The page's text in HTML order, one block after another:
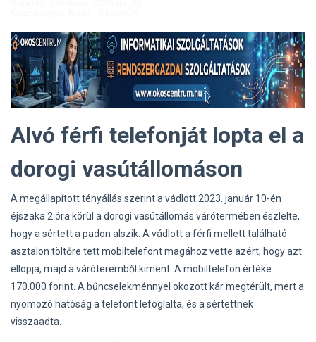
Alvó férfi telefonját lopta el a
dorogi vasútállomáson
A megállapított tényállás szerint a vádlott 2023. január 10-én
éjszaka 2 óra körül a dorogi vasútállomás várótermében észlelte,
hogy a sértett a padon alszik. A vádlott a férfi mellett található
asztalon töltőre tett mobiltelefont magához vette azért, hogy azt
ellopja, majd a váróteremből kiment. A mobiltelefon értéke
170.000 forint. A bűncselekménnyel okozott kár megtérült, mert a
nyomozó hatóság a telefont lefoglalta, és a sértettnek
visszaadta.